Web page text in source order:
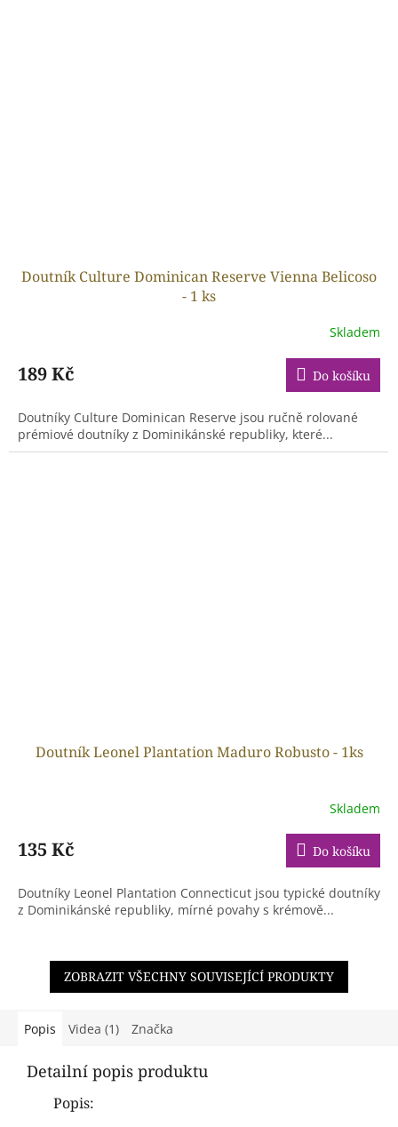
Doutník Culture Dominican Reserve Vienna Belicoso
- 1 ks
Skladem
189 Kč Do košíku
Doutníky Culture Dominican Reserve jsou ručně rolované
prémiové doutníky z Dominikánské republiky, které...
Doutník Leonel Plantation Maduro Robusto - 1ks
Skladem
135 Kč Do košíku
Doutníky Leonel Plantation Connecticut jsou typické doutníky
z Dominikánské republiky, mírné povahy s krémově...
ZOBRAZIT VŠECHNY SOUVISEJÍCÍ PRODUKTY
Popis Videa (1) Značka
Detailní popis produktu
Popis: